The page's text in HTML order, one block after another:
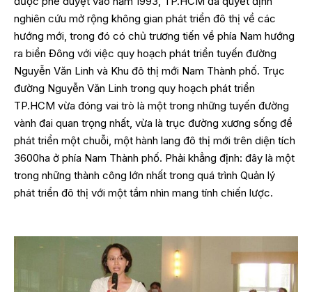
nghiên cứu mở rộng không gian phát triển đô thị về các
hướng mới, trong đó có chủ trương tiến về phía Nam hướng
ra biển Đông với việc quy hoạch phát triển tuyến đường
Nguyễn Văn Linh và Khu đô thị mới Nam Thành phố. Trục
đường Nguyễn Văn Linh trong quy hoạch phát triển
TP.HCM vừa đóng vai trò là một trong những tuyến đường
vành đai quan trọng nhất, vừa là trục đường xương sống để
phát triển một chuỗi, một hành lang đô thị mới trên diện tích
3600ha ở phía Nam Thành phố. Phải khẳng định: đây là một
trong những thành công lớn nhất trong quá trình Quản lý
phát triển đô thị với một tầm nhìn mang tính chiến lược.